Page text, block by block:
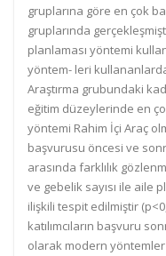
gruplarına göre en çok
gruplarında
planlaması yöntemi
yöntem- leri
Araştırma grubundaki
eğitim düzeylerinde en
yöntemi Rahim İçi Araç
başvurusu öncesi ve
arasında farklılık
ve gebelik sayısı ile aile
ilişkili tespit edilmiştir
katılımcıların başvuru
olarak modern yöntemler